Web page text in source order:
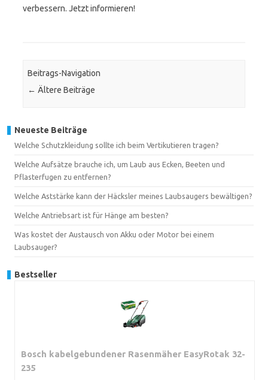
verbessern. Jetzt informieren!
Beitrags-Navigation
← Ältere Beiträge
Neueste Beiträge
Welche Schutzkleidung sollte ich beim Vertikutieren tragen?
Welche Aufsätze brauche ich, um Laub aus Ecken, Beeten und
Pflasterfugen zu entfernen?
Welche Aststärke kann der Häcksler meines Laubsaugers bewältigen?
Welche Antriebsart ist für Hänge am besten?
Was kostet der Austausch von Akku oder Motor bei einem
Laubsauger?
Bestseller
Bosch kabelgebundener Rasenmäher EasyRotak 32-
235